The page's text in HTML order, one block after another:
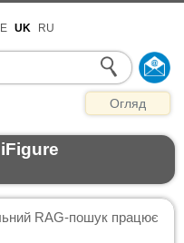
UK RU
Огляд
RAG-пошук працює